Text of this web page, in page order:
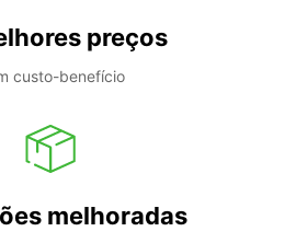
preços
custo-benefício
melhoradas